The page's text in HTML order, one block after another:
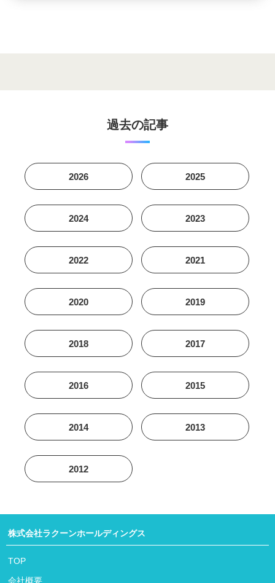
過去の記事
2026 2025
2024 2023
2022 2021
2020 2019
2018 2017
2016 2015
2014 2013
2012
株式会社ラクーンホールディングス
TOP
会社概要